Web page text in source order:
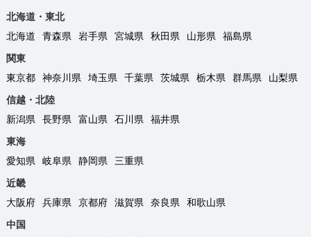
北海道・東北
北海道
青森県 岩手県 宮城県 秋田県 山形県
福島県
関東
東京都
神奈川県 埼玉県 千葉県 茨城県 栃木県 群馬県
山梨県
信越・北陸
新潟県
長野県 富山県 石川県
福井県
東海
愛知県
岐阜県 静岡県
三重県
近畿
大阪府
兵庫県 京都府 滋賀県 奈良県
和歌山県
中国